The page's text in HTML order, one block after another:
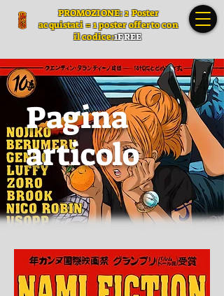
PROMOZIONE: 2 Poster
acquistati = 1 poster offerto con
il codice:1FREE
Pagina
articolo